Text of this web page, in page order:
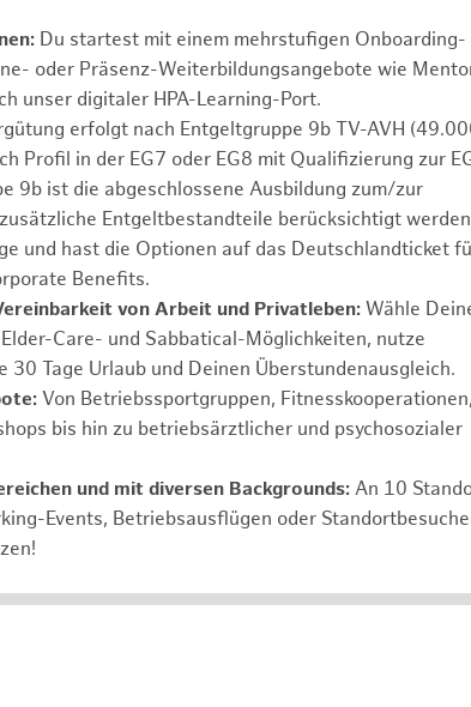
Du startest mit einem mehrstufigen Onboarding-
oder Präsenz-Weiterbildungsangebote wie
unser digitaler HPA-Learning-Port.
erfolgt nach Entgeltgruppe 9b TV-AVH
Profil in der EG7 oder EG8 mit Qualifizierung zur
9b ist die abgeschlossene Ausbildung zum/zur
Entgeltbestandteile berücksichtigt
und hast die Optionen auf das Deutschlandticket
Benefits.
von Arbeit und Privatleben: Wähle
Care- und Sabbatical-Möglichkeiten, nutze
Tage Urlaub und Deinen Überstundenausgleich.
Von Betriebssportgruppen, Fitnesskooperationen,
bis hin zu betriebsärztlicher und psychosozialer
und mit diversen Backgrounds: An 10
Events, Betriebsausflügen oder